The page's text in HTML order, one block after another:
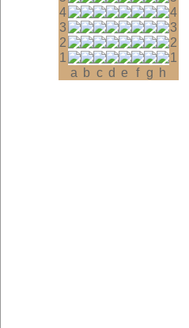
4
4
3
3
2
2
1
1
a b c d e f g h